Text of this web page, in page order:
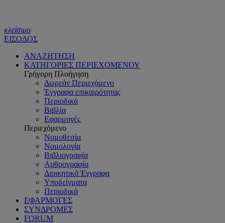
κλείσιμο
ΕΙΣΟΔΟΣ
ΑΝΑΖΗΤΗΣΗ
ΚΑΤΗΓΟΡΙΕΣ ΠΕΡΙΕΧΟΜΕΝΟΥ
Γρήγορη Πλοήγηση
Δωρεάν Περιεχόμενο
Έγγραφα επικαιρότητας
Περιοδικά
Βιβλία
Εφαρμογές
Περιεχόμενο
Νομοθεσία
Νομολογία
Βιβλιογραφία
Αρθρογραφία
Διοικητικά Έγγραφα
Υποδείγματα
Περιοδικά
ΕΦΑΡΜΟΓΕΣ
ΣΥΝΔΡΟΜΕΣ
FORUM